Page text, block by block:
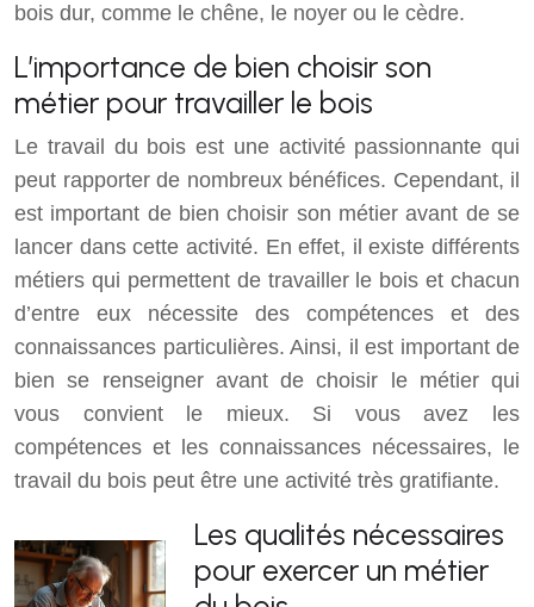
bois dur, comme le chêne, le noyer ou le cèdre.
L’importance de bien choisir son
métier pour travailler le bois
Le travail du bois est une activité passionnante qui
peut rapporter de nombreux bénéfices. Cependant, il
est important de bien choisir son métier avant de se
lancer dans cette activité. En effet, il existe différents
métiers qui permettent de travailler le bois et chacun
d’entre eux nécessite des compétences et des
connaissances particulières. Ainsi, il est important de
bien se renseigner avant de choisir le métier qui
vous convient le mieux. Si vous avez les
compétences et les connaissances nécessaires, le
travail du bois peut être une activité très gratifiante.
Les qualités nécessaires
pour exercer un métier